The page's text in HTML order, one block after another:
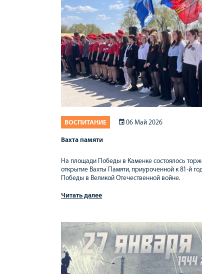
ВОСПИТАНИЕ 06 Май 2026
Вахта памяти
На площади Победы в Каменке состоялось
открытие Вахты Памяти, приуроченной к 81-й
Победы в Великой Отечественной войне.
Читать далее